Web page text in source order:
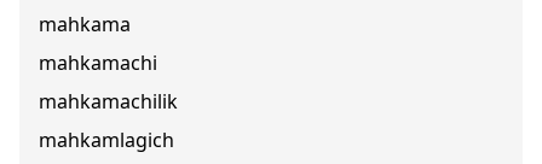
mahkama
mahkamachi
mahkamachilik
mahkamlagich